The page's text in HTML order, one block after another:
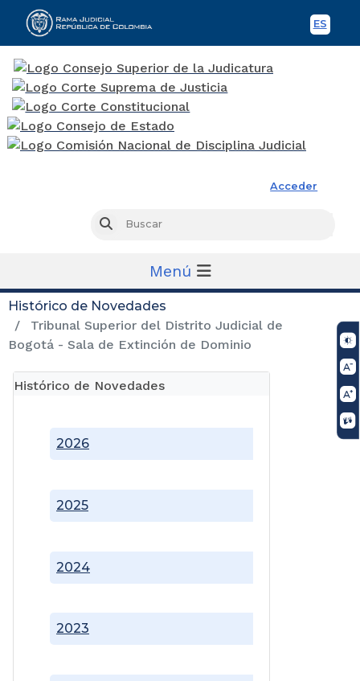
ES
Acceder
Buscar
Menú
Histórico de Novedades
Tribunal Superior del Distrito Judicial de
Bogotá - Sala de Extinción de Dominio
Histórico de Novedades
2023
2024
2025
2026